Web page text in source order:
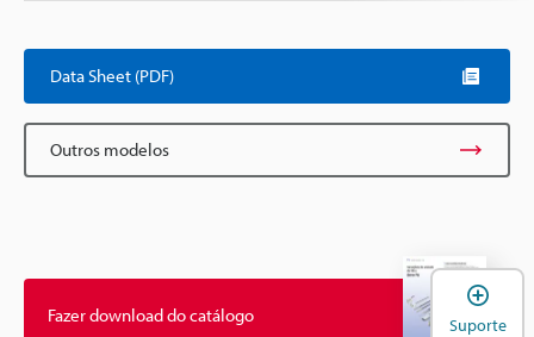
Data Sheet (PDF)
Outros modelos
Fazer download do catálogo
Suporte